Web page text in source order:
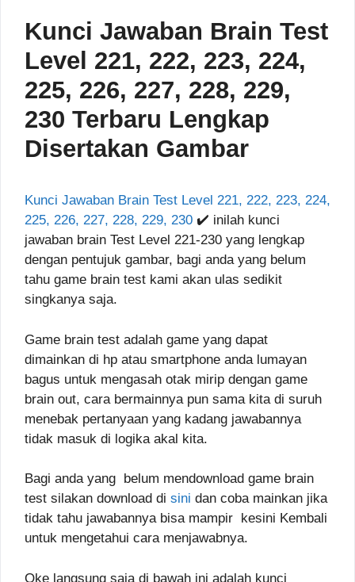
Kunci Jawaban Brain Test
Level 221, 222, 223, 224,
225, 226, 227, 228, 229,
230 Terbaru Lengkap
Disertakan Gambar
Kunci Jawaban Brain Test Level 221, 222, 223, 224,
225, 226, 227, 228, 229, 230 ✔️ inilah kunci
jawaban brain Test Level 221-230 yang lengkap
dengan pentujuk gambar, bagi anda yang belum
tahu game brain test kami akan ulas sedikit
singkanya saja.
Game brain test adalah game yang dapat
dimainkan di hp atau smartphone anda lumayan
bagus untuk mengasah otak mirip dengan game
brain out, cara bermainnya pun sama kita di suruh
menebak pertanyaan yang kadang jawabannya
tidak masuk di logika akal kita.
Bagi anda yang belum mendownload game brain
test silakan download di sini dan coba mainkan jika
tidak tahu jawabannya bisa mampir kesini Kembali
untuk mengetahui cara menjawabnya.
Oke langsung saja di bawah ini adalah kunci